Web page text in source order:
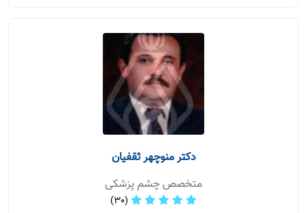
دکتر منوچهر ثقفیان
متخصص چشم پزشکی
(30)